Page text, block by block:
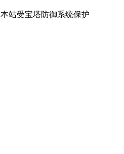
本站受宝塔防御系统保护